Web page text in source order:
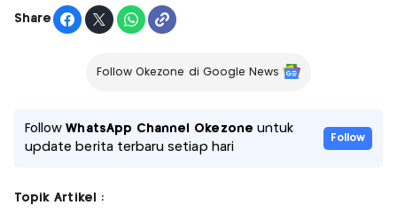
Share
Follow Okezone di Google News
FollowWhatsApp Channel Okezone untuk
update berita terbaru setiap hari
Follow
Topik Artikel :